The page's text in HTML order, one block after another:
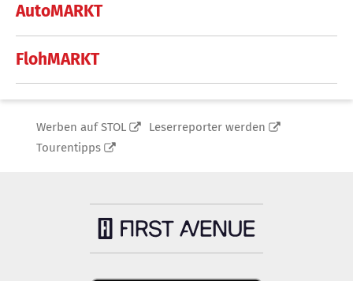
AutoMARKT
FlohMARKT
Werben auf STOL
Leserreporter werden
Tourentipps